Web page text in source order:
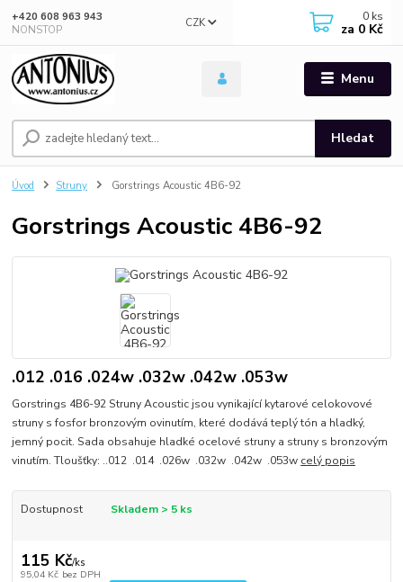
Menu
CZK
Hledat
+420 608 963 943
NONSTOP
0 ks
za 0 Kč
Úvod Struny Gorstrings Acoustic 4B6-92
Gorstrings Acoustic 4B6-92
.012 .016 .024w .032w .042w .053w
Gorstrings 4B6-92 Struny Acoustic jsou vynikající kytarové celokovové
struny s fosfor bronzovým ovinutím, které dodává teplý tón a hladký,
jemný pocit. Sada obsahuje hladké ocelové struny a struny s bronzovým
vinutím. Tloušťky: ..012 .014 .026w .032w .042w .053w celý popis
Dostupnost Skladem > 5 ks
115 Kč/ks
95,04 Kč bez DPH